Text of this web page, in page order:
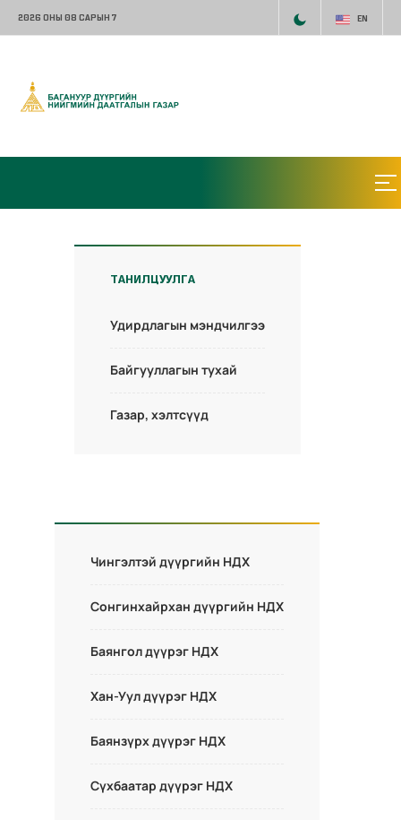
2026 ОНЫ 08 САРЫН 7 EN
ТАНИЛЦУУЛГА
Удирдлагын мэндчилгээ
Байгууллагын тухай
Газар, хэлтсүүд
Чингэлтэй дүүргийн НДХ
Сонгинхайрхан дүүргийн НДХ
Баянгол дүүрэг НДХ
Хан-Уул дүүрэг НДХ
Баянзүрх дүүрэг НДХ
Сүхбаатар дүүрэг НДХ